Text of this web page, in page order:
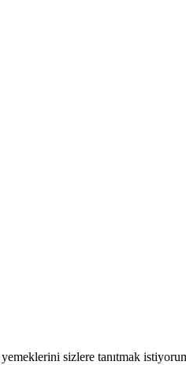
sizlere tanıtmak